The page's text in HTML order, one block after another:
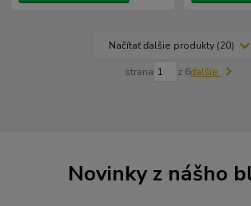
Načítať ďalšie produkty (20)
strana z 6ďalšie
Novinky z nášho